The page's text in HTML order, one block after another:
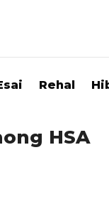
Rehal
HSA